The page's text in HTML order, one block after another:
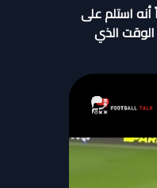
استلم على
الذي